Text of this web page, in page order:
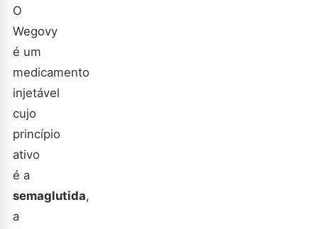
O
Wegovy
é um
medicamento
injetável
cujo
princípio
ativo
é a
semaglutida,
a